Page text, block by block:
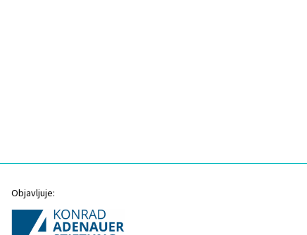
Objavljuje: